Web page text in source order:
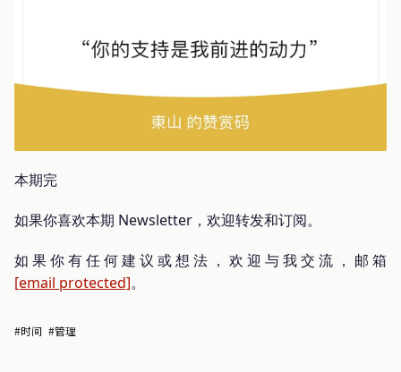
本期完
如果你喜欢本期 Newsletter，欢迎转发和订阅。
如果你有任何建议或想法，欢迎与我交流，邮箱
[email protected]。
#时间 #管理